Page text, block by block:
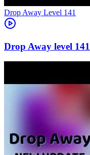
Level 141
141